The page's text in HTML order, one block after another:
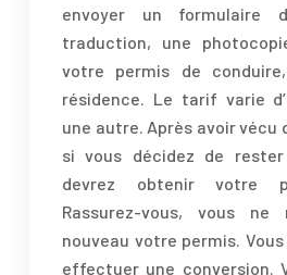
envoyer un formulaire
traduction, une
votre permis de
résidence. Le tarif varie
une autre. Après avoir vécu
si vous décidez de
devrez obtenir votre
Rassurez-vous, vous
nouveau votre permis.
effectuer une conversion.